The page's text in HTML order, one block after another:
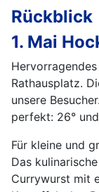
Rückblick
1. Mai
Rathausplatz.
unsere
perfekt: 26°
Für kleine und
Das
Currywurst mit